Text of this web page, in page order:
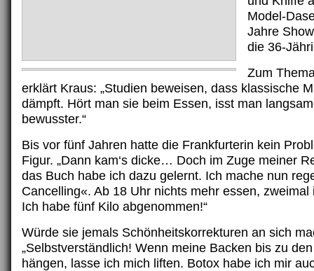
Model-
Jahre
die 36-
Zum
erklärt Kraus: „Studien beweisen, dass klassische
dämpft. Hört man sie beim Essen, isst man
bewusster.“
Bis vor fünf Jahren hatte die Frankfurterin kein
Figur. „Dann kam‘s dicke… Doch im Zuge meiner
das Buch habe ich dazu gelernt. Ich mache nun
Cancelling«. Ab 18 Uhr nichts mehr essen, zweimal
Ich habe fünf Kilo abgenommen!“
Würde sie jemals Schönheitskorrekturen an sich
„Selbstverständlich! Wenn meine Backen bis zu
hängen, lasse ich mich liften. Botox habe ich mir